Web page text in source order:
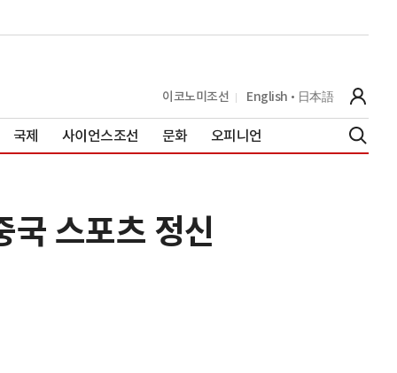
이코노미조선 English 日本語
국제 사이언스조선 문화 오피니언
스포츠 정신